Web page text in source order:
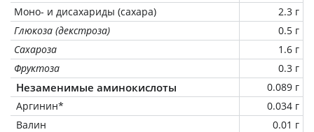
Моно- и дисахариды (сахара)
2.3 г
Глюкоза (декстроза)
0.5 г
Сахароза
1.6 г
Фруктоза
0.3 г
Незаменимые аминокислоты
0.089 г
Аргинин*
0.034 г
Валин
0.01 г